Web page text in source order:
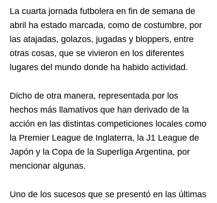
La cuarta jornada futbolera en fin de semana de
abril ha estado marcada, como de costumbre, por
las atajadas, golazos, jugadas y bloppers, entre
otras cosas, que se vivieron en los diferentes
lugares del mundo donde ha habido actividad.
Dicho de otra manera, representada por los
hechos más llamativos que han derivado de la
acción en las distintas competiciones locales como
la Premier League de Inglaterra, la J1 League de
Japón y la Copa de la Superliga Argentina, por
mencionar algunas.
Uno de los sucesos que se presentó en las últimas